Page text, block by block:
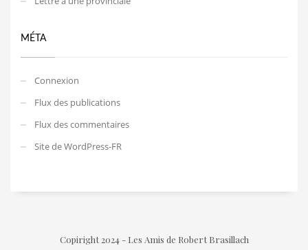
MÉTA
Connexion
Flux des publications
Flux des commentaires
Site de WordPress-FR
Copiright 2024 - Les Amis de Robert Brasillach